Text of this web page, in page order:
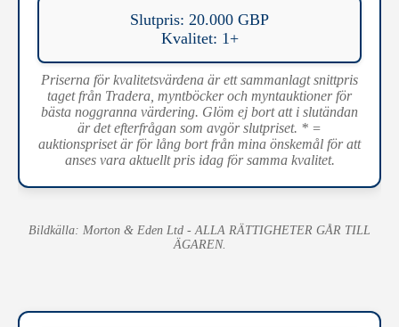
Slutpris: 20.000 GBP
Kvalitet: 1+
Priserna för kvalitetsvärdena är ett sammanlagt snittpris
taget från Tradera, myntböcker och myntauktioner för
bästa noggranna värdering. Glöm ej bort att i slutändan
är det efterfrågan som avgör slutpriset. * =
auktionspriset är för lång bort från mina önskemål för att
anses vara aktuellt pris idag för samma kvalitet.
Bildkälla: Morton & Eden Ltd - ALLA RÄTTIGHETER GÅR TILL
ÄGAREN.